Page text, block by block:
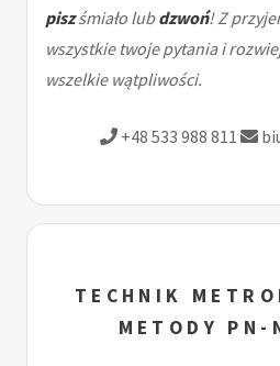
piszśmiało lubdzwoń! Z
wszystkie twoje pytania i
wszelkie wątpliwości.
+48 533 988 811
TECHNIK
METODY